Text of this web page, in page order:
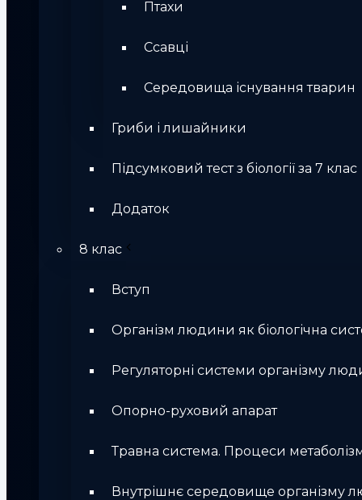
Птахи
Ссавці
Середовища існування тварин
Гриби і лишайники
Підсумковий тест з біології за 7 клас
Додаток
8 клас
Вступ
Організм людини як біологічна
Регуляторні системи організму
Опорно-руховий апарат
Травна система. Процеси
Внутрішнє середовище організму